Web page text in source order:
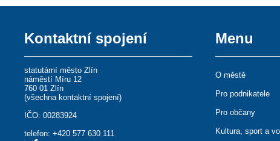
Kontaktní spojení
statutární město Zlín
náměstí Míru 12
760 01 Zlín
(všechna kontaktní spojení)
IČO: 00283924
telefon:+420 577 630 111
Menu
O městě
Pro podnikatele
Pro občany
Kultura, sport a